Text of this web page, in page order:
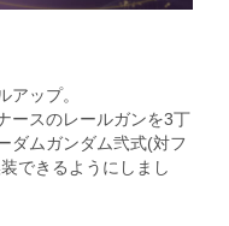
アップ。
ースのレールガンを3丁
ダムガンダム弐式(対フ
できるようにしまし